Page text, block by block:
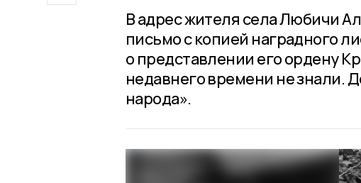
В адрес жителя села Любичи
письмо с копией наградного
о представлении его ордену
недавнего времени не знали.
народа».